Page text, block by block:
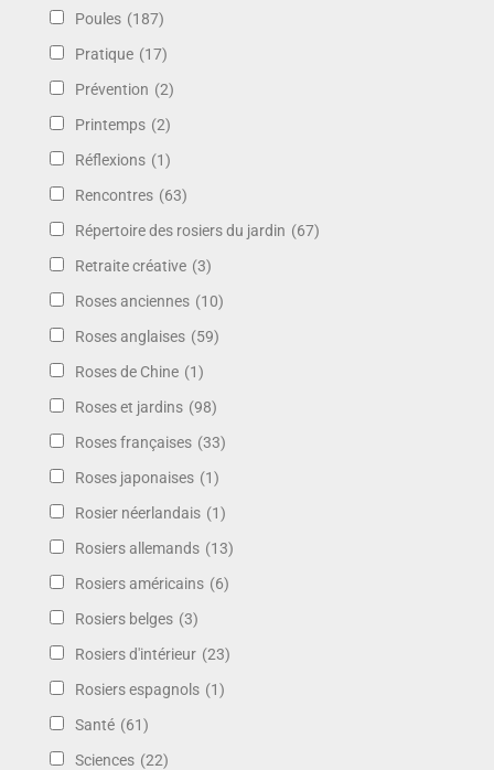
Poules (187)
Pratique (17)
Prévention (2)
Printemps (2)
Réflexions (1)
Rencontres (63)
Répertoire des rosiers du jardin (67)
Retraite créative (3)
Roses anciennes (10)
Roses anglaises (59)
Roses de Chine (1)
Roses et jardins (98)
Roses françaises (33)
Roses japonaises (1)
Rosier néerlandais (1)
Rosiers allemands (13)
Rosiers américains (6)
Rosiers belges (3)
Rosiers d'intérieur (23)
Rosiers espagnols (1)
Santé (61)
Sciences (22)